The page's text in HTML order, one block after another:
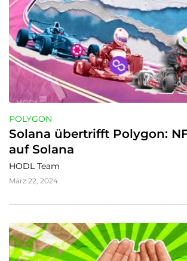
POLYGON
Solana übertrifft Polygon:
auf Solana
HODL Team
März 22, 2024